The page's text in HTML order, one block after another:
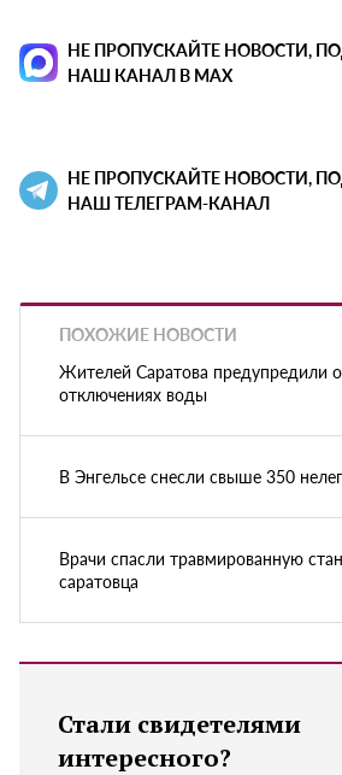
НЕ ПРОПУСКАЙТЕ НОВОСТИ,
НАШ КАНАЛ В MAX
НЕ ПРОПУСКАЙТЕ НОВОСТИ,
НАШ ТЕЛЕГРАМ-КАНАЛ
ПОХОЖИЕ НОВОСТИ
Жителей Саратова предупредили
отключениях воды
В Энгельсе снесли свыше 350
Врачи спасли травмированную
саратовца
Стали свидетелями
интересного?